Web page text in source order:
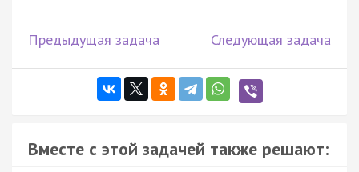
Предыдущая задача Следующая задача
Вместе с этой задачей также решают: